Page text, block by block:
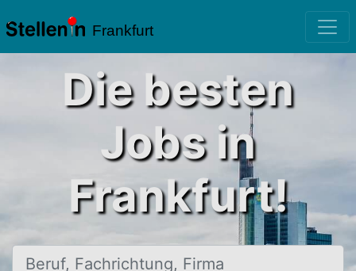
Frankfurt
Die besten
Jobs in
Frankfurt!
Beruf, Fachrichtung, Firma